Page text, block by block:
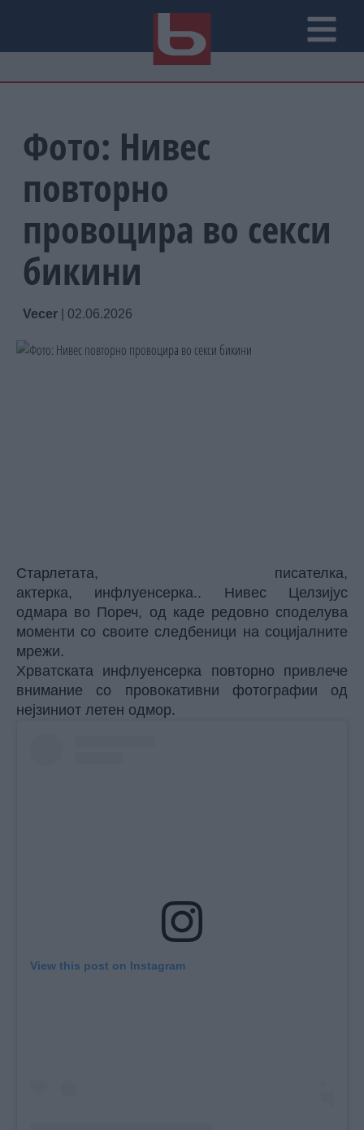
Фото: Нивес
повторно
провоцира во секси
бикини
Vecer 02.06.2026
Старлетата, писателка,
актерка, инфлуенсерка.. Нивес Целзијус
одмара во Пореч, од каде редовно споделува
моменти со своите следбеници на социјалните
мрежи.
Хрватската инфлуенсерка повторно привлече
внимание со провокативни фотографии од
нејзиниот летен одмор.
View this post on Instagram